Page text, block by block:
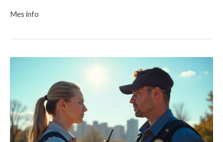
SSCI0109
TREBALL
Mes info